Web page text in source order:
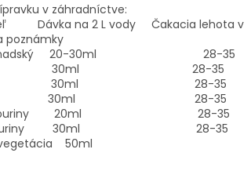
v záhradníctve:
na 2 L vody Čakacia lehota v
20-30ml 28-35
30ml 28-35
30ml 28-35
30ml 28-35
buriny 20ml 28-35
buriny 30ml 28-35
vegetácia 50ml